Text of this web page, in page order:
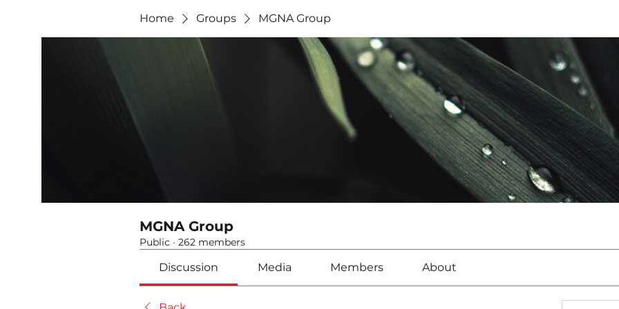
Home Groups MGNA Group
MGNA Group
Public · 262 members
Discussion Media Members About